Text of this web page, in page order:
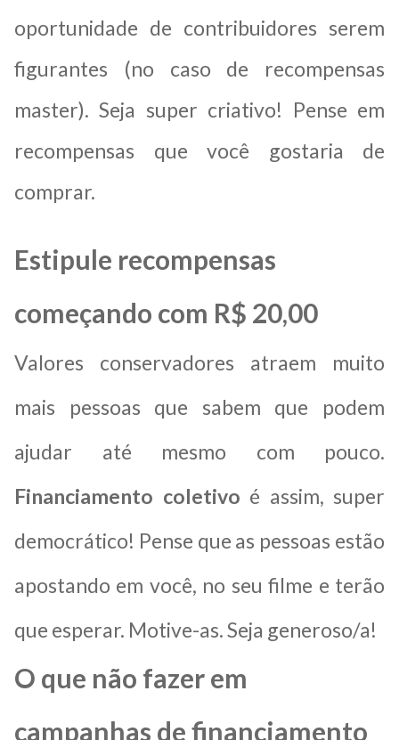
oportunidade de contribuidores serem
figurantes (no caso de recompensas
master). Seja super criativo! Pense em
recompensas que você gostaria de
comprar.
Estipule recompensas
começando com R$ 20,00
Valores conservadores atraem muito
mais pessoas que sabem que podem
ajudar até mesmo com pouco.
Financiamento coletivo é assim, super
democrático! Pense que as pessoas estão
apostando em você, no seu filme e terão
que esperar. Motive-as. Seja generoso/a!
O que não fazer em
campanhas de financiamento